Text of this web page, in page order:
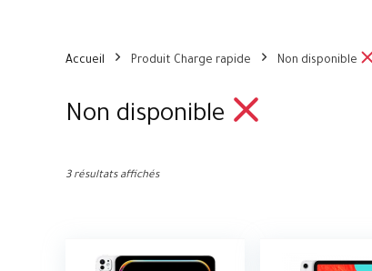
Accueil Produit Charge rapide Non disponible
Non disponible
3 résultats affichés